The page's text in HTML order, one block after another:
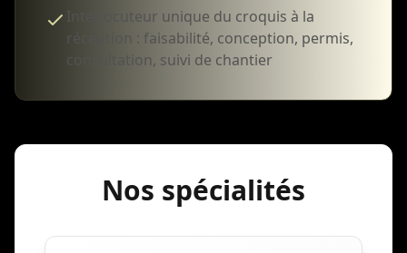
Interlocuteur unique du croquis à la
réception : faisabilité, conception, permis,
consultation, suivi de chantier
Nos spécialités